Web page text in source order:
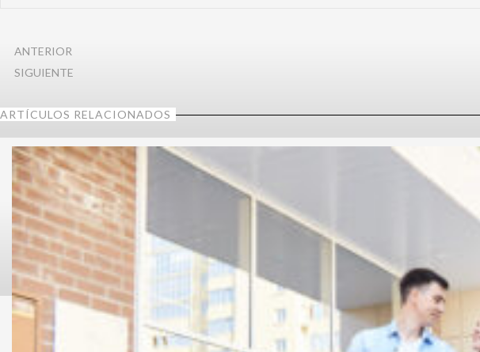
ANTERIOR
SIGUIENTE
ARTÍCULOS RELACIONADOS